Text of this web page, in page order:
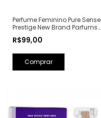
Perfume Feminino Pure Sense
Prestige New Brand Parfums
Olfativa: Pure XS For Her
R$99,00